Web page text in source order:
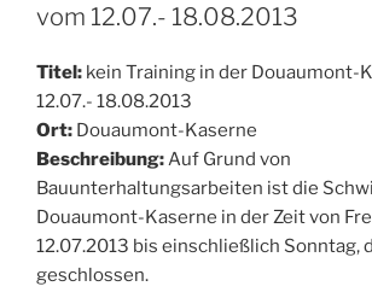
vom 12.07.- 18.08.2013
Titel: kein Training in der Douaumont-
12.07.- 18.08.2013
Ort: Douaumont-Kaserne
Beschreibung:Auf Grund von
Bauunterhaltungsarbeiten ist die
Douaumont-Kaserne in der Zeit von
12.07.2013 bis einschließlich Sonntag,
geschlossen.